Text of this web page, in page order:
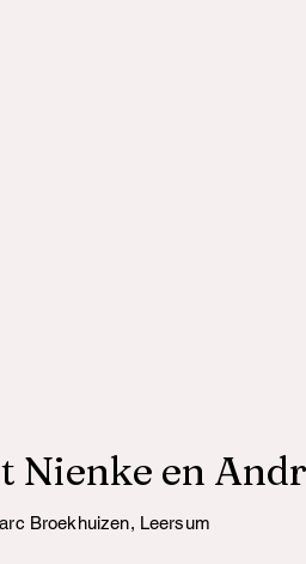
Nienke en
Broekhuizen, Leersum